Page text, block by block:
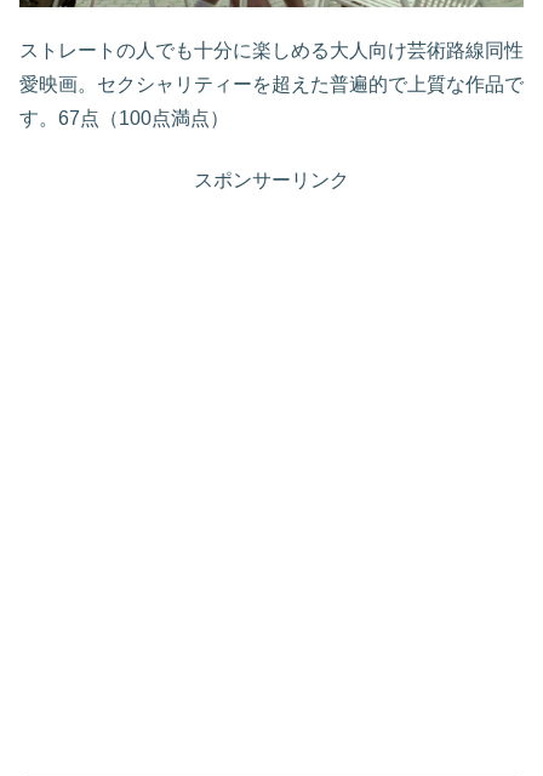
ストレートの人でも十分に楽しめる大人向け芸術路線同性
愛映画。セクシャリティーを超えた普遍的で上質な作品で
す。67点（100点満点）
スポンサーリンク